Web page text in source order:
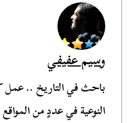
وسيم عفيفي
باحث في التاريخ .. عمل
النوعية في عددٍ من المواقع